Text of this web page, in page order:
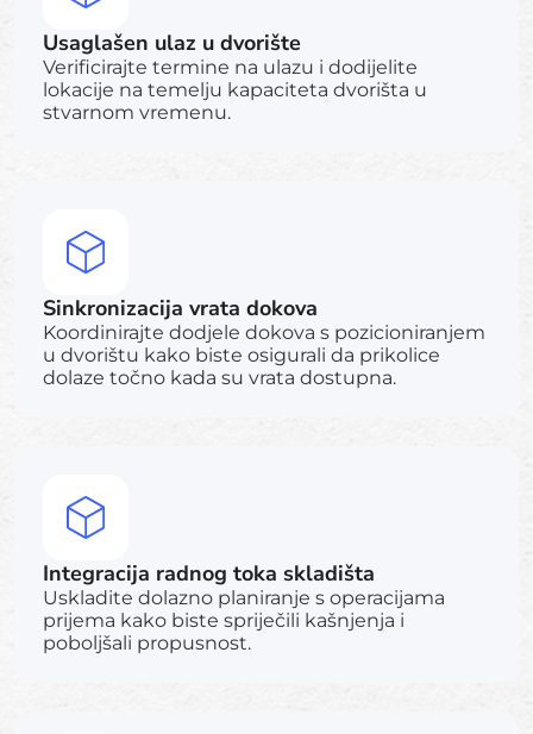
Usaglašen ulaz u dvorište
Verificirajte termine na ulazu i dodijelite
lokacije na temelju kapaciteta dvorišta u
stvarnom vremenu.
Sinkronizacija vrata dokova
Koordinirajte dodjele dokova s pozicioniranjem
u dvorištu kako biste osigurali da prikolice
dolaze točno kada su vrata dostupna.
Integracija radnog toka skladišta
Uskladite dolazno planiranje s operacijama
prijema kako biste spriječili kašnjenja i
poboljšali propusnost.